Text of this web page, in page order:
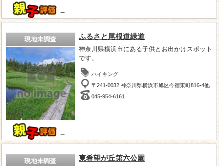
－
現地未調査
－
ふるさと尾根道緑道
神奈川県横浜市にある子供とお出かけスポット
です。
ハイキング
〒241-0032 神奈川県横浜市旭区今宿東町816-4他
045-954-6161
現地未調査 東希望が丘第六公園